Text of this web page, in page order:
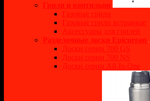
Грили и коптильни
Газовые грили
Газовые грили встраивае
Аксессуары для грилей
Разделочные доски Epicurean
Доски серии 700 GS
Доски серии 700 NS
Доски серии All-In-One